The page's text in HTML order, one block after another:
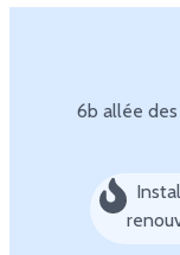
6b allée